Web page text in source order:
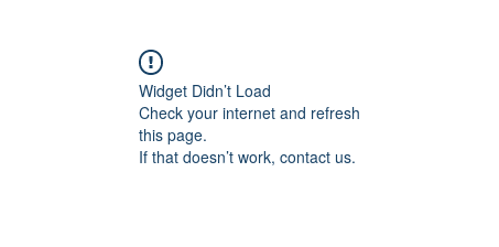
Widget Didn’t Load
Check your internet and refresh
this page.
If that doesn’t work, contact us.